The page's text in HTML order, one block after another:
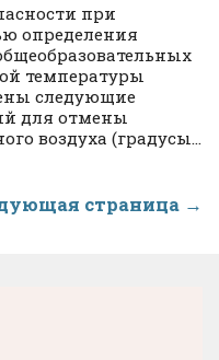
при
определения
температуры
следующие
для отмены
воздуха (градусы...
страница →